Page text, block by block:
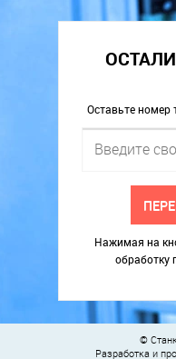
Оставьте номер
Нажимая на
обработку
©
Разработка и